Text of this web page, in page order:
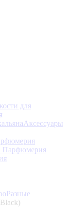
для
Аксессуары
Парфюмерия
Разные